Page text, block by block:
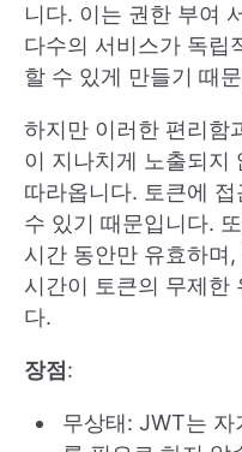
니다. 이는 권한 부여
다수의 서비스가 독립
할 수 있게 만들기 때
하지만 이러한 편리함
이 지나치게 노출되지
따라옵니다. 토큰에
수 있기 때문입니다.
시간 동안만 유효하며
시간이 토큰의 무제한
다.
장점 :
무상태: JWT는 자